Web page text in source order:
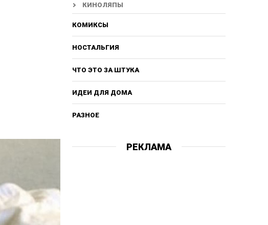
КИНОЛЯПЫ
КОМИКСЫ
НОСТАЛЬГИЯ
ЧТО ЭТО ЗА ШТУКА
ИДЕИ ДЛЯ ДОМА
РАЗНОЕ
РЕКЛАМА